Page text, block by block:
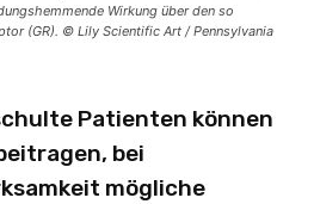
Wirkung über den so
(GR). © Lily Scientific Art / Pennsylvania
Patienten können
bei
mögliche